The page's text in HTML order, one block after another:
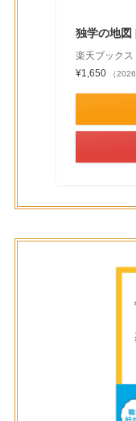
独学の地図
楽天ブックス
¥1,650
（